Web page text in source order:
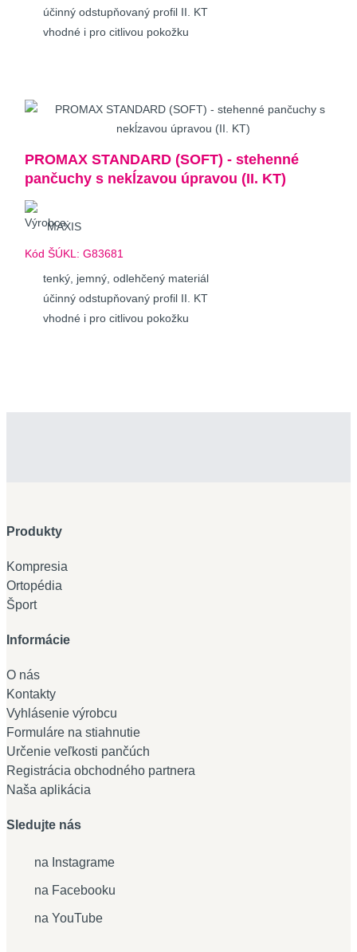
účinný odstupňovaný profil II. KT
vhodné i pro citlivou pokožku
PROMAX STANDARD (SOFT) - stehenné
pančuchy s nekĺzavou úpravou (II. KT)
MAXIS
Kód ŠÚKL: G83681
tenký, jemný, odlehčený materiál
účinný odstupňovaný profil II. KT
vhodné i pro citlivou pokožku
Produkty
Kompresia
Ortopédia
Šport
Informácie
O nás
Kontakty
Vyhlásenie výrobcu
Formuláre na stiahnutie
Určenie veľkosti pančúch
Registrácia obchodného partnera
Naša aplikácia
Sledujte nás
na Instagrame
na Facebooku
na YouTube